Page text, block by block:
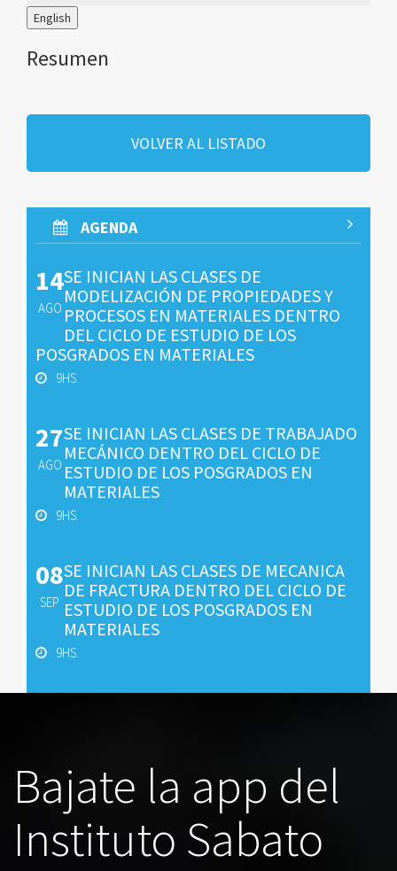
English
Resumen
VOLVER AL LISTADO
AGENDA
14
AGO
SE INICIAN LAS CLASES DE
MODELIZACIÓN DE PROPIEDADES Y
PROCESOS EN MATERIALES DENTRO
DEL CICLO DE ESTUDIO DE LOS
POSGRADOS EN MATERIALES
9HS.
27
AGO
SE INICIAN LAS CLASES DE TRABAJADO
MECÁNICO DENTRO DEL CICLO DE
ESTUDIO DE LOS POSGRADOS EN
MATERIALES
9HS.
08
SEP
SE INICIAN LAS CLASES DE MECANICA
DE FRACTURA DENTRO DEL CICLO DE
ESTUDIO DE LOS POSGRADOS EN
MATERIALES
9HS.
Bajate la app del
Instituto Sabato